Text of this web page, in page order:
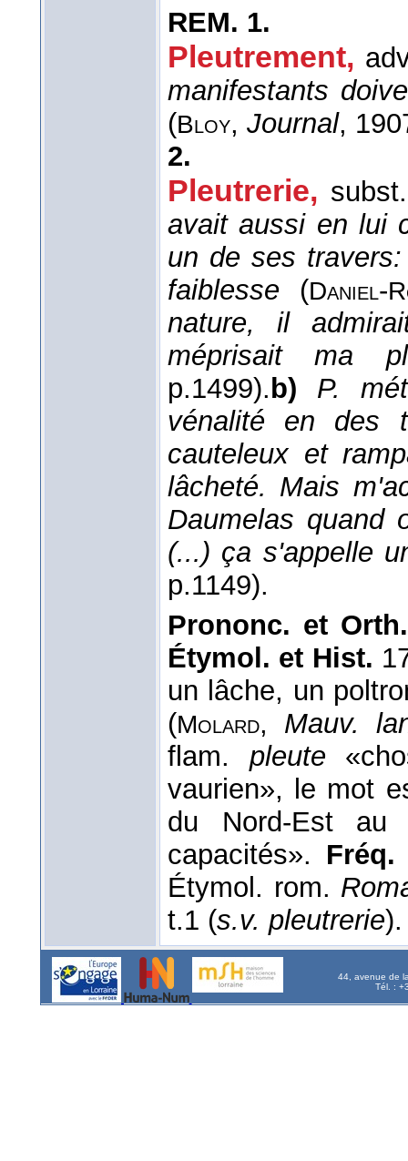
REM. 1.
Pleutrement,
manifestants
(Bloy, Journal,
2.
Pleutrerie,
avait aussi en lui
un de ses
faiblesse (Daniel-
nature, il
méprisait ma
p.1499).b)
P.
vénalité en des
cauteleux et
lâcheté. Mais
Daumelas quand
(...) ça s'appelle
p.1149).
Prononc. et
Étymol. et Hist.
un lâche, un
(Molard, Mauv.
flam. pleute
vaurien», le mot
du Nord-Est au
capacités».
Étymol. rom.
t.1 (s.v. pleutrerie).
44, avenue de
Tél. :